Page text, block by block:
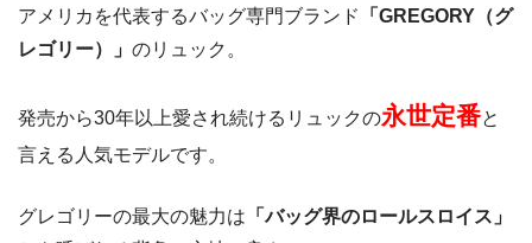
アメリカを代表するバッグ専門ブランド
「GREGORY（グ
レゴリー）」 のリュック。
発売から30年以上愛され続けるリュックの永世定番と
言える人気モデルです。
グレゴリーの最大の魅力は 「バッグ界のロールスロイス」